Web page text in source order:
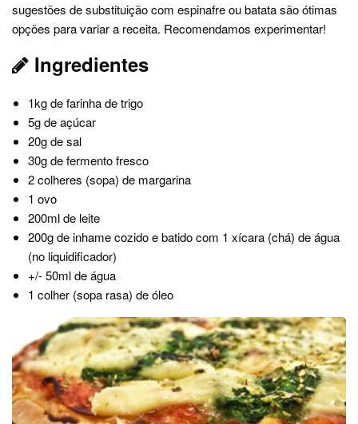
sugestões de substituição com espinafre ou batata são ótimas
opções para variar a receita. Recomendamos experimentar!
Ingredientes
1kg de farinha de trigo
5g de açúcar
20g de sal
30g de fermento fresco
2 colheres (sopa) de margarina
1 ovo
200ml de leite
200g de inhame cozido e batido com 1 xícara (chá) de água
(no liquidificador)
+/- 50ml de água
1 colher (sopa rasa) de óleo